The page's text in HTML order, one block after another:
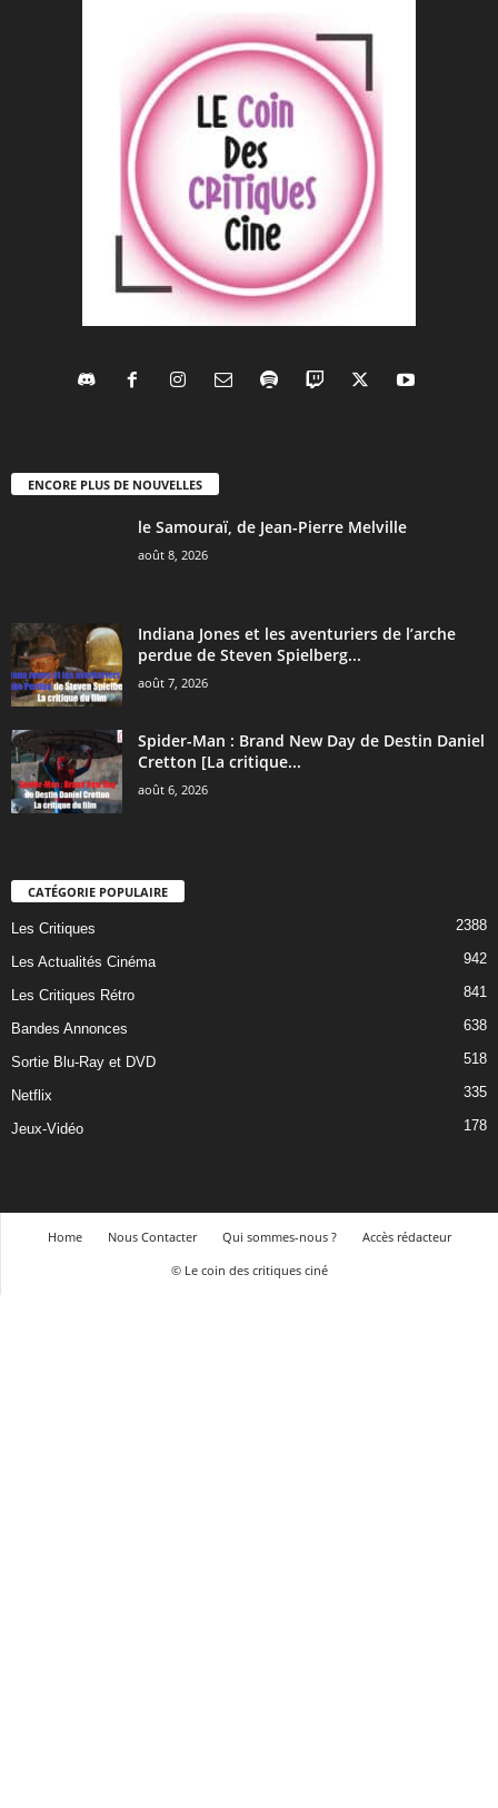
ENCORE PLUS DE NOUVELLES
le Samouraï, de Jean-Pierre Melville
août 8, 2026
Indiana Jones et les aventuriers de l’arche
perdue de Steven Spielberg...
août 7, 2026
Spider-Man : Brand New Day de Destin Daniel
Cretton [La critique...
août 6, 2026
CATÉGORIE POPULAIRE
Les Critiques 2388
Les Actualités Cinéma 942
Les Critiques Rétro 841
Bandes Annonces 638
Sortie Blu-Ray et DVD 518
Netflix 335
Jeux-Vidéo 178
Home Nous Contacter Qui sommes-nous ?
Accès rédacteur
© Le coin des critiques ciné